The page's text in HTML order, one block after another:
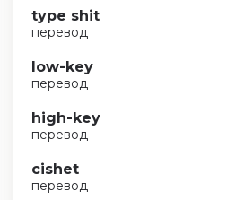
type shit
перевод
low-key
перевод
high-key
перевод
cishet
перевод